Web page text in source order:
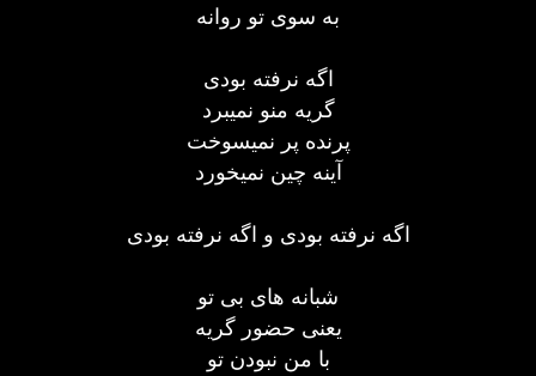
به سوی تو روانه
اگه نرفته بودی
گریه منو نمیبرد
پرنده پر نمیسوخت
آینه چین نمیخورد
اگه نرفته بودی و اگه نرفته بودی
شبانه های بی تو
یعنی حضور گریه
با من نبودن تو